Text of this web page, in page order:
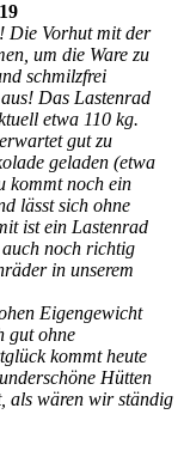
Die Vorhut mit der
um die Ware zu
schmilzfrei
Das Lastenrad
etwa 110 kg.
gut zu
geladen (etwa
kommt noch ein
lässt sich ohne
ist ein Lastenrad
noch richtig
in unserem
Eigengewicht
gut ohne
kommt heute
Hütten
als wären wir ständig